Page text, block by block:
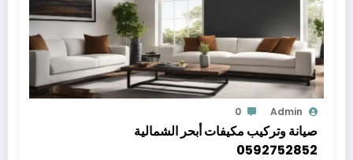
Admin
0
صيانة وتركيب مكيفات أبحر الشمالية
0592752852